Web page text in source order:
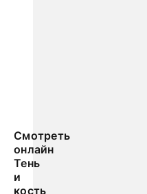
Смотреть
онлайн
Тень
и
кость